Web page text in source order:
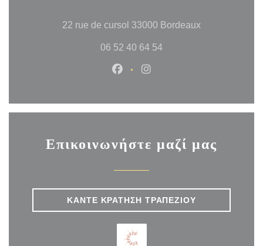
22 rue de cursol 33000 Bordeaux((ανοίγει σε
06 52 40 64 54
Facebook ((ανοίγει σε νέο
Επικοινωνήστε μαζί μας
ΚΆΝΤΕ ΚΡΆΤΗΣΗ ΤΡΑΠΕΖΙΟΎ